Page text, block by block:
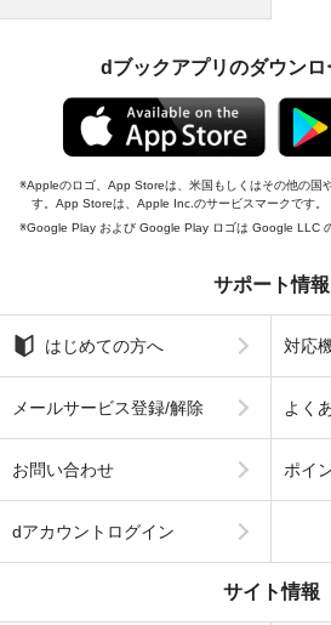
dブックアプリのダウンロ
Appleのロゴ、App Storeは、米国もしくはその他の国
す。App Storeは、Apple Inc.のサービスマークです。
Google Play および Google Play ロゴは Google LLC
サポート情報
はじめての方へ 対応
メールサービス登録/解除 よく
お問い合わせ ポイ
dアカウントログイン
サイト情報